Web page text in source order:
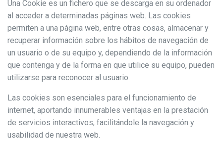
Una Cookie es un fichero que se descarga en su ordenador
al acceder a determinadas páginas web. Las cookies
permiten a una página web, entre otras cosas, almacenar y
recuperar información sobre los hábitos de navegación de
un usuario o de su equipo y, dependiendo de la información
que contenga y de la forma en que utilice su equipo, pueden
utilizarse para reconocer al usuario.
Las cookies son esenciales para el funcionamiento de
internet, aportando innumerables ventajas en la prestación
de servicios interactivos, facilitándole la navegación y
usabilidad de nuestra web.